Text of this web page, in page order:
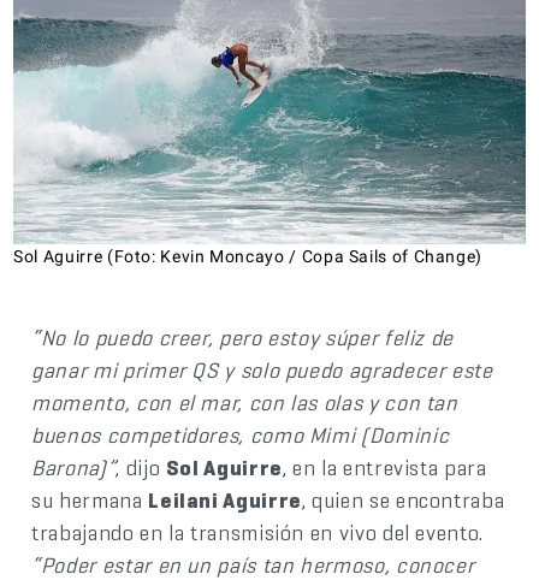
Sol Aguirre (Foto: Kevin Moncayo / Copa Sails of Change)
“No lo puedo creer, pero estoy súper feliz de
ganar mi primer QS y solo puedo agradecer este
momento, con el mar, con las olas y con tan
buenos competidores, como Mimi (Dominic
Barona)”, dijo Sol Aguirre, en la entrevista para
su hermana Leilani Aguirre, quien se encontraba
trabajando en la transmisión en vivo del evento.
“Poder estar en un país tan hermoso, conocer